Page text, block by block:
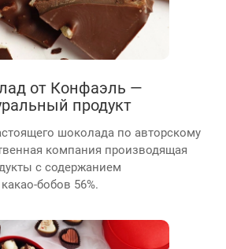
от Конфаэль —
продукт
шоколада по авторскому
компания производящая
с содержанием
какао-бобов 56%.